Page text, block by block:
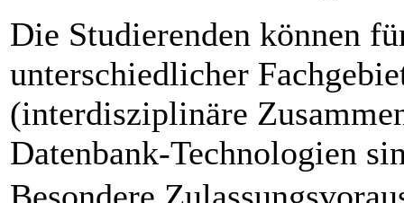
Die Studierenden können
unterschiedlicher
(interdisziplinäre
Datenbank-Technologien